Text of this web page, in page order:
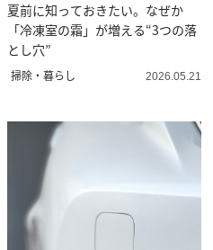
夏前に知っておきたい。なぜか
「冷凍室の霜」が増える“3つの落
とし穴”
掃除・暮らし 2026.05.21